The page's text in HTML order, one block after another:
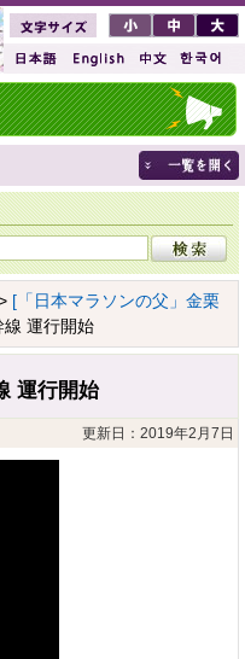
[「日本マラソンの父」金栗
線 運行開始
運行開始
更新日：2019年2月7日